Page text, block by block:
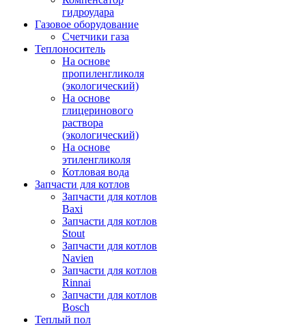
гидроудара
Газовое оборудование
Счетчики газа
Теплоноситель
На основе
пропиленгликоля
(экологический)
На основе
глицеринового
раствора
(экологический)
На основе
этиленгликоля
Котловая вода
Запчасти для котлов
Запчасти для котлов
Baxi
Запчасти для котлов
Stout
Запчасти для котлов
Navien
Запчасти для котлов
Rinnai
Запчасти для котлов
Bosch
Теплый пол